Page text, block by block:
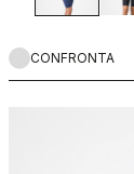
CONFRONTA